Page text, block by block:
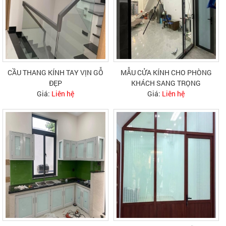
CẦU THANG KÍNH TAY VỊN GỖ
ĐẸP
Giá: Liên hệ
MẪU CỬA KÍNH CHO PHÒNG
KHÁCH SANG TRỌNG
Giá: Liên hệ